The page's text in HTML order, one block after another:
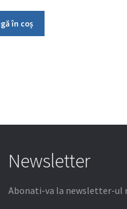
în coș
Newsletter
Abonati-va la newsletter-ul